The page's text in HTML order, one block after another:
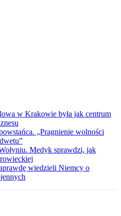
w Krakowie była jak centrum
„Pragnienie wolności
Medyk sprawdzi, jak
wiedzieli Niemcy o